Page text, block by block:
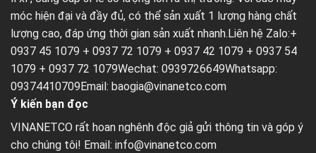
móc hiện đại và đầy đủ, có thể sản xuất 1 lượng hàng chất
lượng cao, đáp ứng thời gian sản xuất nhanh.Liên hệ Zalo:+
0937 45 1079 + 0937 72 1079 + 0937 42 1079 + 0937 54
1079 + 0937 72 1079Wechat: 0939726649Whatsapp:
09374410709Email: baogia@vinanetco.com
Ý kiến bạn đọc
VINANETCO rất hoan nghênh độc giả gửi thông tin và góp ý
cho chúng tôi! Email: info@vinanetco.com